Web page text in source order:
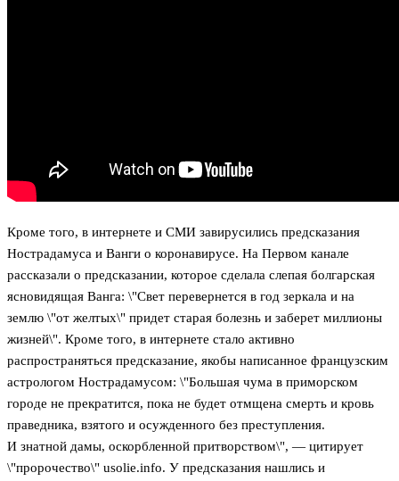
Кроме того, в интернете и СМИ завирусились предсказания
Нострадамуса и Ванги о коронавирусе. На Первом канале
рассказали о предсказании, которое сделала слепая болгарская
ясновидящая Ванга: \"Свет перевернется в год зеркала и на
землю \"от желтых\" придет старая болезнь и заберет миллионы
жизней\". Кроме того, в интернете стало активно
распространяться предсказание, якобы написанное французским
астрологом Нострадамусом: \"Большая чума в приморском
городе не прекратится, пока не будет отмщена смерть и кровь
праведника, взятого и осужденного без преступления.
И знатной дамы, оскорбленной притворством\", — цитирует
\"пророчество\" usolie.info. У предсказания нашлись и